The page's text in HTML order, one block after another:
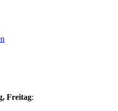
Freitag: